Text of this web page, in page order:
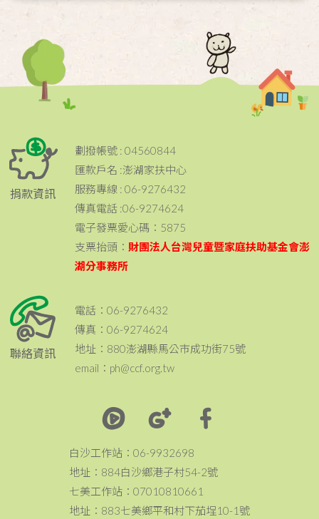
捐款資訊
劃撥帳號 : 04560844
匯款戶名 :澎湖家扶中心
服務專線 : 06-9276432
傳真電話 :06-9274624
電子發票愛心碼：5875
支票抬頭： 財團法人台灣兒童暨家庭扶助基金會澎
湖分事務所
聯絡資訊
電話：06-9276432
傳真：06-9274624
地址：880澎湖縣馬公市成功街75號
email：ph@ccf.org.tw
白沙工作站：06-9932698
地址：884白沙鄉港子村54-2號
七美工作站：07010810661
地址：883七美鄉平和村下茄埕10-1號